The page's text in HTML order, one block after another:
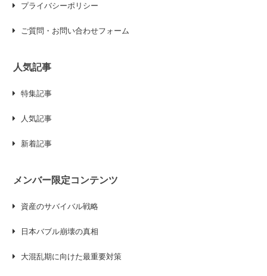
プライバシーポリシー
ご質問・お問い合わせフォーム
人気記事
特集記事
人気記事
新着記事
メンバー限定コンテンツ
資産のサバイバル戦略
日本バブル崩壊の真相
大混乱期に向けた最重要対策